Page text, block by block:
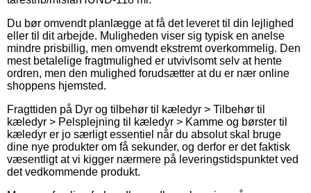
Du bør omvendt planlægge at få det leveret til din lejlighed
eller til dit arbejde. Muligheden viser sig typisk en anelse
mindre prisbillig, men omvendt ekstremt overkommelig. Den
mest betalelige fragtmulighed er utvivlsomt selv at hente
ordren, men den mulighed forudsætter at du er nær online
shoppens hjemsted.
Fragttiden på Dyr og tilbehør til kæledyr > Tilbehør til
kæledyr > Pelsplejning til kæledyr > Kamme og børster til
kæledyr er jo særligt essentiel når du absolut skal bruge
dine nye produkter om få sekunder, og derfor er det faktisk
væsentligt at vi kigger nærmere på leveringstidspunktet ved
det vedkommende produkt.